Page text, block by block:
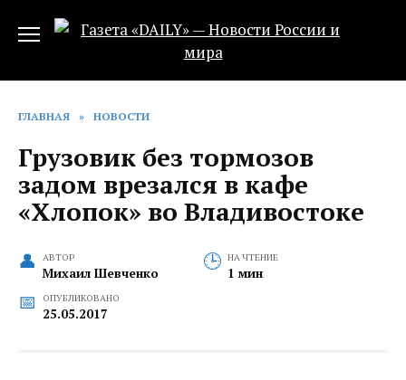
ГЛАВНАЯ » НОВОСТИ
Грузовик без тормозов
задом врезался в кафе
«Хлопок» во Владивостоке
АВТОР
Михаил Шевченко
НА ЧТЕНИЕ
1 мин
ОПУБЛИКОВАНО
25.05.2017